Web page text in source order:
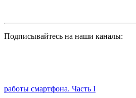
Подписывайтесь на наши каналы:
работы смартфона. Часть I